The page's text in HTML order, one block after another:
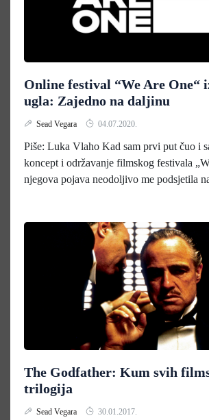
Online festival “We Are One“
ugla: Zajedno na daljinu
Sead Vegara 04.07.2020.
Piše: Luka Vlaho Kad sam prvi put čuo i
koncept i održavanje filmskog festivala
njegova pojava neodoljivo me podsjetila
The Godfather: Kum svih
trilogija
Sead Vegara 30.01.2017.